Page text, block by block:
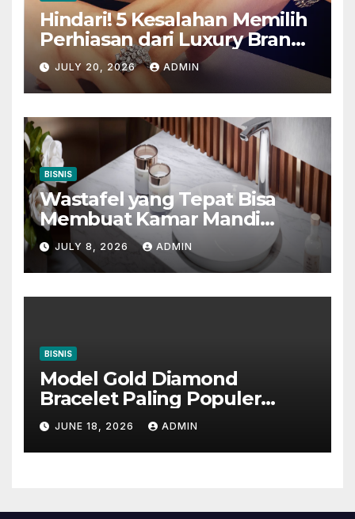
Hindari! 5 Kesalahan Memilih
Perhiasan dari Luxury Brands
in Indonesia
JULY 20, 2026 ADMIN
BISNIS
Wastafel yang Tepat Bisa
Membuat Kamar Mandi
Terlihat Lebih Mewah
JULY 8, 2026 ADMIN
BISNIS
Model Gold Diamond
Bracelet Paling Populer
Sebagai Penyempurna
Penampilan
JUNE 18, 2026 ADMIN